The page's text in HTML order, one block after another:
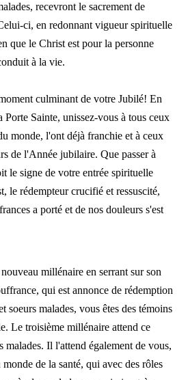
recevront le sacrement de
ci, en redonnant vigueur spirituelle
que le Christ est pour la personne
à la vie.
culminant de votre Jubilé! En
Porte Sainte, unissez-vous à tous ceux
monde, l'ont déjà franchie et à ceux
de l'Année jubilaire. Que passer à
le signe de votre entrée spirituelle
le rédempteur crucifié et ressuscité,
a porté et de nos douleurs s'est
millénaire en serrant sur son
qui est annonce de rédemption
soeurs malades, vous êtes des témoins
Le troisième millénaire attend ce
malades. Il l'attend également de vous,
de la santé, qui avec des rôles